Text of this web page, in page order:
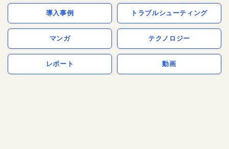
導入事例 トラブルシューティング
マンガ テクノロジー
レポート 動画